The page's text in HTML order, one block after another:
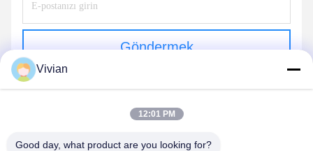
Göndermek
Vivian
12:01 PM
Good day, what product are you looking for?